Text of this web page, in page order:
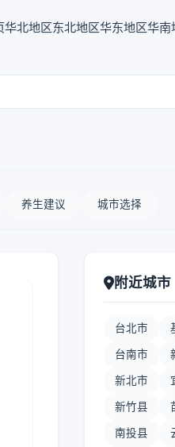
华北地区东北地区华东地区华南
养生建议 城市选择
附近城市
台北市
台南市
新北市
新竹县
南投县